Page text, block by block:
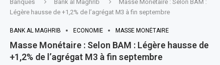
Banques
Bank al Maghrib
Masse Monétaire : Selon BAM :
Légère hausse de +1,2% de l’agrégat M3 à fin septembre
BANK AL MAGHRIB ECONOMIE MASSE MONÉTAIRE
Masse Monétaire : Selon BAM : Légère hausse de
+1,2% de l’agrégat M3 à fin septembre